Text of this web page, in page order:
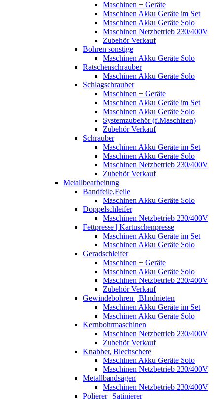
Maschinen + Geräte
Maschinen Akku Geräte im Set
Maschinen Akku Geräte Solo
Maschinen Netzbetrieb 230/400V
Zubehör Verkauf
Bohren sonstige
Maschinen Akku Geräte Solo
Ratschenschrauber
Maschinen Akku Geräte Solo
Schlagschrauber
Maschinen + Geräte
Maschinen Akku Geräte im Set
Maschinen Akku Geräte Solo
Systemzubehör (f.Maschinen)
Zubehör Verkauf
Schrauber
Maschinen Akku Geräte im Set
Maschinen Akku Geräte Solo
Maschinen Netzbetrieb 230/400V
Zubehör Verkauf
Metallbearbeitung
Bandfeile,Feile
Maschinen Akku Geräte Solo
Doppelschleifer
Maschinen Netzbetrieb 230/400V
Fettpresse | Kartuschenpresse
Maschinen Akku Geräte im Set
Maschinen Akku Geräte Solo
Geradschleifer
Maschinen + Geräte
Maschinen Akku Geräte Solo
Maschinen Netzbetrieb 230/400V
Zubehör Verkauf
Gewindebohren | Blindnieten
Maschinen Akku Geräte im Set
Maschinen Akku Geräte Solo
Kernbohrmaschinen
Maschinen Netzbetrieb 230/400V
Zubehör Verkauf
Knabber, Blechschere
Maschinen Akku Geräte Solo
Maschinen Netzbetrieb 230/400V
Metallbandsägen
Maschinen Netzbetrieb 230/400V
Polierer | Satinierer